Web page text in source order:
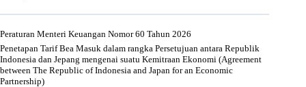
Peraturan Menteri Keuangan Nomor 60 Tahun 2026
Penetapan Tarif Bea Masuk dalam rangka Persetujuan antara Republik
Indonesia dan Jepang mengenai suatu Kemitraan Ekonomi (Agreement
between The Republic of Indonesia and Japan for an Economic
Partnership)